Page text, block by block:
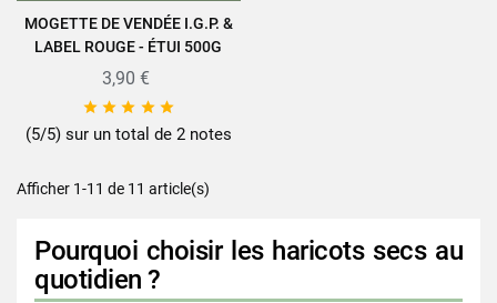
MOGETTE DE VENDÉE I.G.P. &
LABEL ROUGE - ÉTUI 500G
3,90 €
    
(5/5) sur un total de 2 notes
Afficher 1-11 de 11 article(s)
Pourquoi choisir les haricots secs au
quotidien ?